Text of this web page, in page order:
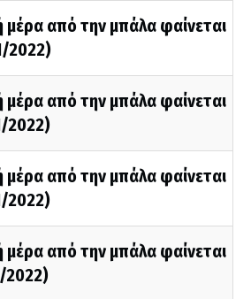
μέρα από την μπάλα φαίνεται
2022)
μέρα από την μπάλα φαίνεται
2022)
μέρα από την μπάλα φαίνεται
2022)
μέρα από την μπάλα φαίνεται
2022)